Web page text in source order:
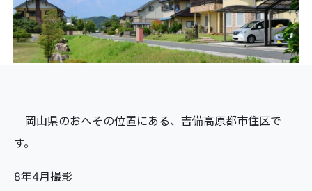
岡山県のおへその位置にある、吉備高原都市住区で
す。
8年4月撮影